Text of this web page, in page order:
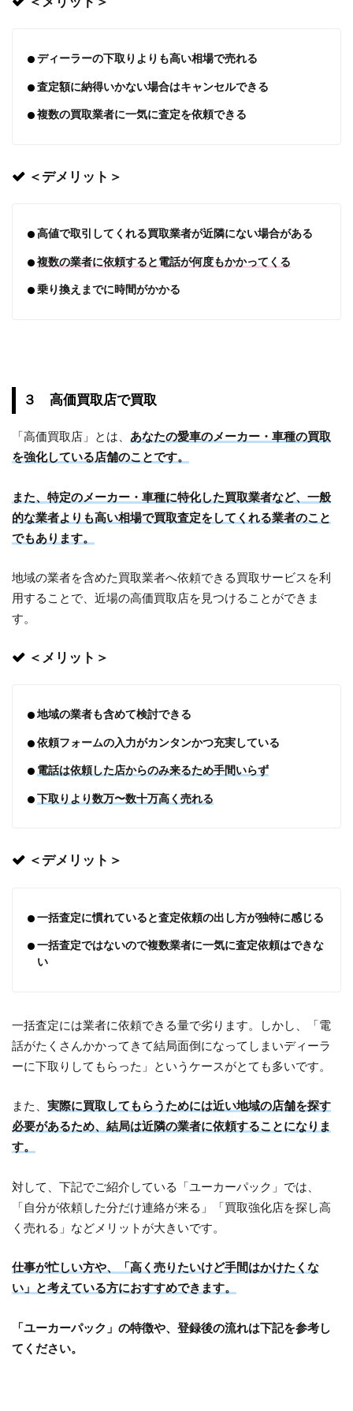
ディーラーの下取りよりも高い相場で売れる
査定額に納得いかない場合はキャンセルできる
複数の買取業者に一気に査定を依頼できる
＜デメリット＞
高値で取引してくれる買取業者が近隣にない場合がある
複数の業者に依頼すると電話が何度もかかってくる
乗り換えまでに時間がかかる
３ 高価買取店で買取
「高価買取店」とは、 あなたの愛車のメーカー・車種の買取
を強化している店舗のことです。
また、特定のメーカー・車種に特化した買取業者など、一般
的な業者よりも高い相場で買取査定をしてくれる業者のこと
でもあります。
地域の業者を含めた買取業者へ依頼できる買取サービスを利
用することで、近場の高価買取店を見つけることができま
す。
＜メリット＞
地域の業者も含めて検討できる
依頼フォームの入力がカンタンかつ充実している
電話は依頼した店からのみ来るため手間いらず
下取りより数万〜数十万高く売れる
＜デメリット＞
一括査定に慣れていると査定依頼の出し方が独特に感じる
一括査定ではないので複数業者に一気に査定依頼はできな
い
一括査定には業者に依頼できる量で劣ります。しかし、「電
話がたくさんかかってきて結局面倒になってしまいディーラ
ーに下取りしてもらった」というケースがとても多いです。
また、実際に買取してもらうためには近い地域の店舗を探す
必要があるため、結局は近隣の業者に依頼することになりま
す。
対して、下記でご紹介している「ユーカーパック」では、
「自分が依頼した分だけ連絡が来る」「買取強化店を探し高
く売れる」などメリットが大きいです。
仕事が忙しい方や、「高く売りたいけど手間はかけたくな
い」と考えている方におすすめできます。
「ユーカーパック」の特徴や、登録後の流れは下記を参考し
てください。